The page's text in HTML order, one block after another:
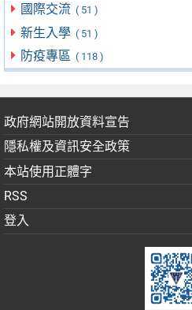
國際交流 ( 51 )
新生入學 ( 51 )
防疫專區 ( 118 )
政府網站開放資料宣告
隱私權及資訊安全政策
本站使用正體字
RSS
登入